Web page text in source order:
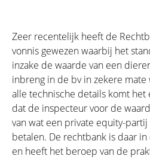
Zeer recentelijk heeft de
vonnis gewezen waarbij het
inzake de waarde van een
inbreng in de bv in zekere mate
alle technische details komt het
dat de inspecteur voor de
van wat een private equity-
betalen. De rechtbank is daar
en heeft het beroep van de